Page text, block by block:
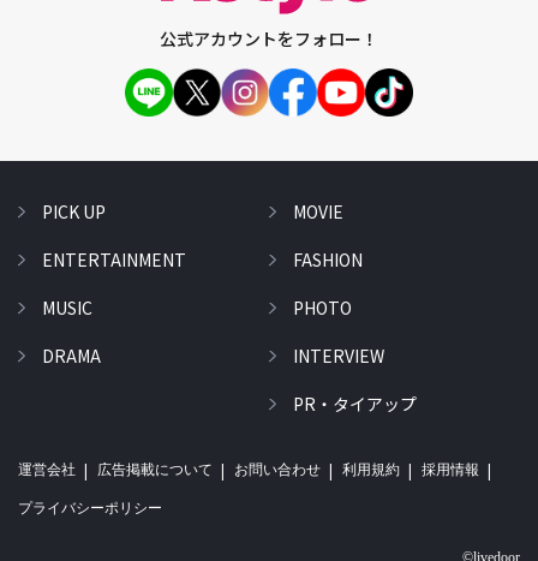
公式アカウントをフォロー！
PICK UP
ENTERTAINMENT
MUSIC
DRAMA
MOVIE
FASHION
PHOTO
INTERVIEW
PR・タイアップ
運営会社 広告掲載について お問い合わせ 利用規約 採用情報
プライバシーポリシー
©livedoor